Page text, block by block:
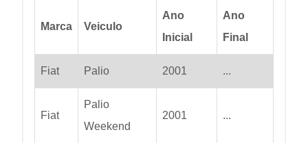
Marca Veiculo
Ano
Inicial
Ano
Final
Fiat Palio 2001 ...
Fiat
Palio
Weekend
2001 ...